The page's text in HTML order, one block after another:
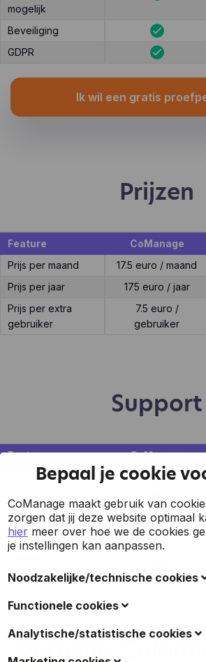
mogelijk
Beveiliging
GDPR
Ik wil een gratis
Prijzen
Feature CoManage
Prijs per maand
17.5 euro / maand
Prijs per jaar
175 euro / jaar
Prijs per extra
gebruiker
7.5 euro /
gebruiker
Support
Feature CoManage
7 op 7 support
Support via mail
Support via online
chat
support
Vergelijk
Bepaal je cookie
CoManage maakt gebruik van
zorgen dat jij deze website optimaal
hier meer over hoe we de cookies
je instellingen kan aanpassen.
Noodzakelijke/technische cookies
Deze cookies verzamelen gegevens
gebruiksvriendelijkheid van de
van de bezoekers te verbeteren
wanneer u terugkeert naar de
gebruikersnaam en taal- of
Functionele cookies
Ook bekend als 'voorkeurscookies':
kan een website keuzes onthouden
verleden hebt gemaakt, zoals welke
Analytische/statistische cookies
Deze cookies verzamelen gegevens